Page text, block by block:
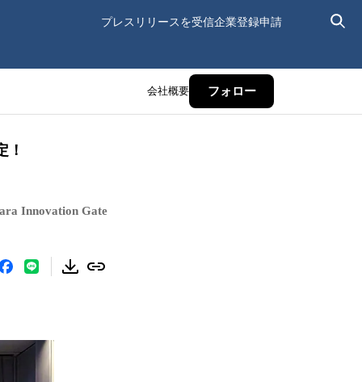
プレスリリースを受信企業登録申請
会社概要 フォロー
！
Innovation Gate